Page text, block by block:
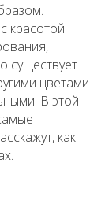
красотой
существует
цветами
В этой
как